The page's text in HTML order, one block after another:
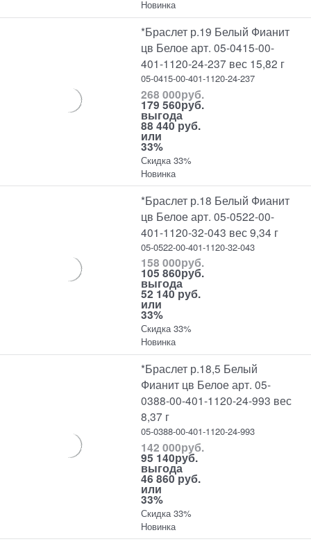
Новинка
*Браслет р.19 Белый Фианит
цв Белое арт. 05-0415-00-
401-1120-24-237 вес 15,82 г
05-0415-00-401-1120-24-237
268 000руб.
179 560руб.
выгода
88 440 руб.
или
33%
Скидка 33%
Новинка
*Браслет р.18 Белый Фианит
цв Белое арт. 05-0522-00-
401-1120-32-043 вес 9,34 г
05-0522-00-401-1120-32-043
158 000руб.
105 860руб.
выгода
52 140 руб.
или
33%
Скидка 33%
Новинка
*Браслет р.18,5 Белый
Фианит цв Белое арт. 05-
0388-00-401-1120-24-993 вес
8,37 г
05-0388-00-401-1120-24-993
142 000руб.
95 140руб.
выгода
46 860 руб.
или
33%
Скидка 33%
Новинка